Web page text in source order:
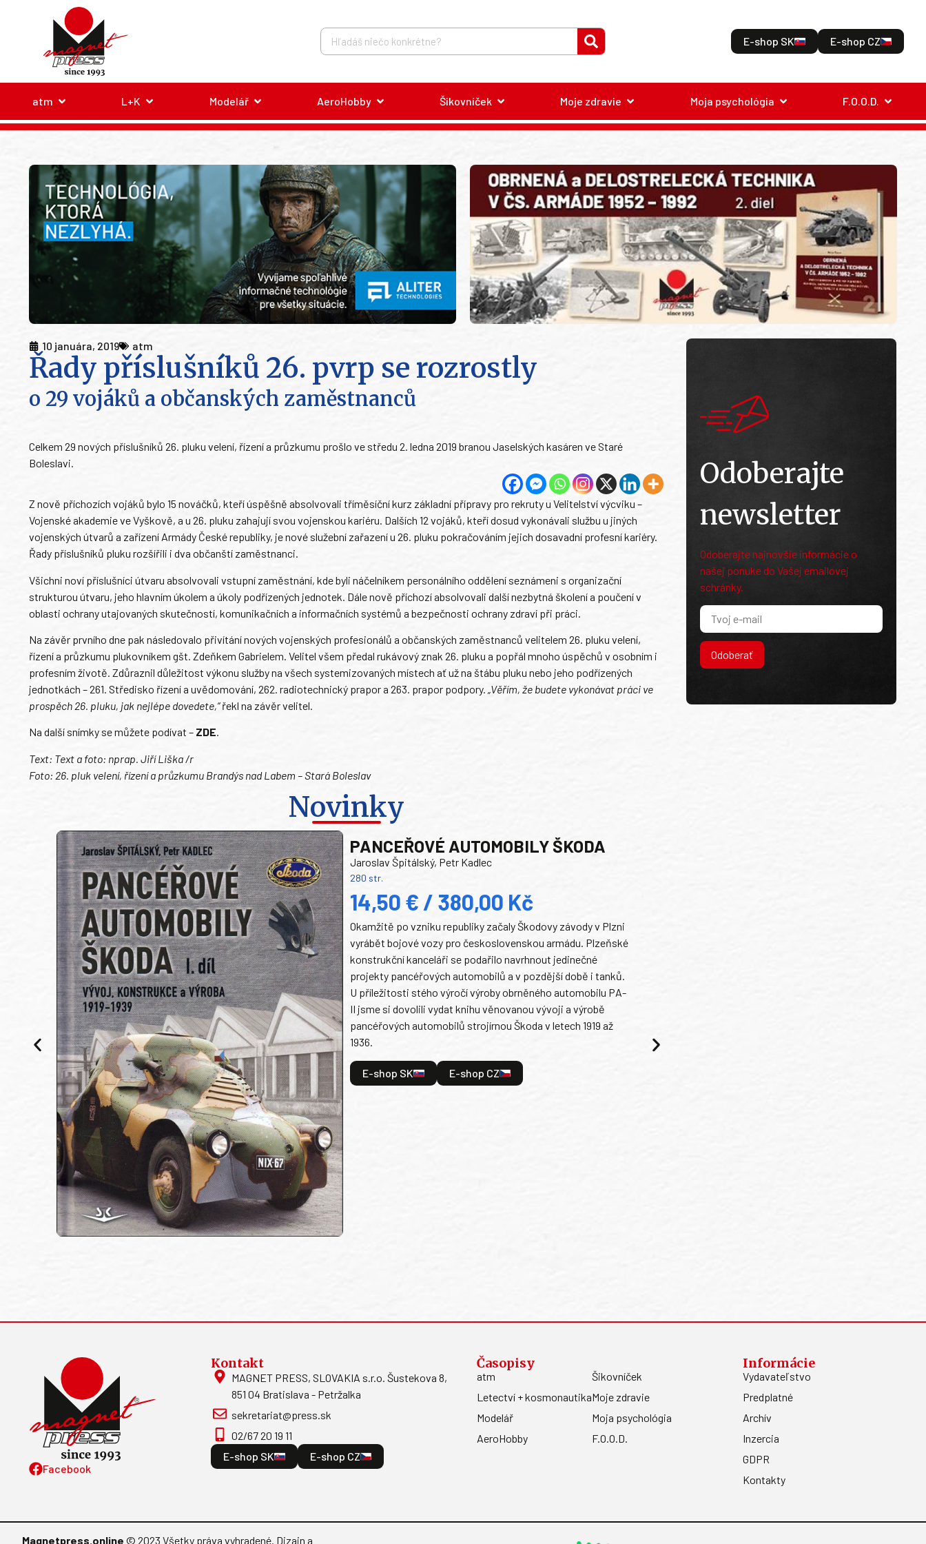
E-shop SK E-shop CZ
atm L+K Modelář AeroHobby Šikovníček Moje zdravie Moja psychológia F.O.O.D.
10 januára, 2019 atm
Řady příslušníků 26. pvrp se rozrostly
o 29 vojáků a občanských zaměstnanců
Celkem 29 nových příslušníků 26. pluku velení, řízení a průzkumu prošlo ve středu 2. ledna 2019 branou Jaselských kasáren ve Staré
Boleslavi.
Z nově příchozích vojáků bylo 15 nováčků, kteří úspěšně absolvovali tříměsíční kurz základní přípravy pro rekruty u Velitelství výcviku –
Vojenské akademie ve Vyškově, a u 26. pluku zahajují svou vojenskou kariéru. Dalších 12 vojáků, kteří dosud vykonávali službu u jiných
vojenských útvarů a zařízení Armády České republiky, je nové služební zařazení u 26. pluku pokračováním jejich dosavadní profesní kariéry.
Řady příslušníků pluku rozšířili i dva občanští zaměstnanci.
Všichni noví příslušníci útvaru absolvovali vstupní zaměstnání, kde byli náčelníkem personálního oddělení seznámeni s organizační
strukturou útvaru, jeho hlavním úkolem a úkoly podřízených jednotek. Dále nově příchozí absolvovali další nezbytná školení a poučení v
oblasti ochrany utajovaných skutečností, komunikačních a informačních systémů a bezpečnosti ochrany zdraví při práci.
Na závěr prvního dne pak následovalo přivítání nových vojenských profesionálů a občanských zaměstnanců velitelem 26. pluku velení,
řízení a průzkumu plukovníkem gšt. Zdeňkem Gabrielem. Velitel všem předal rukávový znak 26. pluku a popřál mnoho úspěchů v osobním i
profesním životě. Zdůraznil důležitost výkonu služby na všech systemizovaných místech ať už na štábu pluku nebo jeho podřízených
jednotkách – 261. Středisko řízení a uvědomování, 262. radiotechnický prapor a 263. prapor podpory. „Věřím, že budete vykonávat práci ve
prospěch 26. pluku, jak nejlépe dovedete,“řekl na závěr velitel.
Na další snímky se můžete podívat – ZDE.
Text: Text a foto: nprap. Jiří Liška /r
Foto: 26. pluk velení, řízení a průzkumu Brandýs nad Labem – Stará Boleslav
Novinky
PANCEŘOVÉ AUTOMOBILY ŠKODA
Jaroslav Špitálský, Petr Kadlec
280 str.
14,50 € / 380,00 Kč
Okamžitě po vzniku republiky začaly Škodovy závody v Plzni
vyrábět bojové vozy pro československou armádu. Plzeňské
konstrukční kanceláři se podařilo navrhnout jedinečné
projekty pancéřových automobilů a v pozdější době i tanků.
U příležitosti stého výročí výroby obrněného automobilu PA-
II jsme si dovolili vydat knihu věnovanou vývoji a výrobě
pancéřových automobilů strojírnou Škoda v letech 1919 až
1936.
E-shop SK E-shop CZ
Odoberajte
newsletter
Odoberajte najnovšie informácie o
našej ponuke do Vašej emailovej
schránky.
Odoberať
Facebook
Kontakt
MAGNET PRESS, SLOVAKIA s.r.o. Šustekova 8,
851 04 Bratislava - Petržalka
sekretariat@press.sk
02/67 20 19 11
E-shop SK
E-shop CZ
Časopisy
atm
Letectví + kosmonautika
Modelář
AeroHobby
Šikovníček
Moje zdravie
Moja psychológia
F.O.O.D.
Informácie
Vydavateľstvo
Predplatné
Archív
Inzercia
GDPR
Kontakty
Magnetpress.online © 2023 Všetky práva vyhradené. Dizajn a